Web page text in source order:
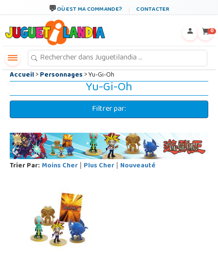
OÙ EST MA COMMANDE? CONTACTER
0
Accueil>Personnages> Yu-Gi-Oh
Yu-Gi-Oh
Filtrer par:
Trier Par: Moins Cher | Plus Cher | Nouveauté